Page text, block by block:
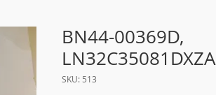
BN44-00369D,
LN32C35081DXZA
SKU: 513